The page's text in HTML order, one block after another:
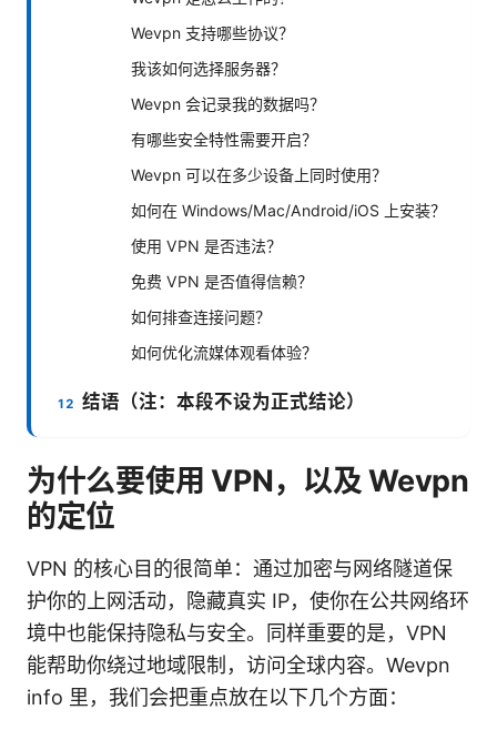
Wevpn 支持哪些协议？
我该如何选择服务器？
Wevpn 会记录我的数据吗？
有哪些安全特性需要开启？
Wevpn 可以在多少设备上同时使用？
如何在 Windows/Mac/Android/iOS 上安装？
使用 VPN 是否违法？
免费 VPN 是否值得信赖？
如何排查连接问题？
如何优化流媒体观看体验？
结语（注：本段不设为正式结论）
为什么要使用 VPN，以及 Wevpn
的定位
VPN 的核心目的很简单：通过加密与网络隧道保
护你的上网活动，隐藏真实 IP，使你在公共网络环
境中也能保持隐私与安全。同样重要的是，VPN
能帮助你绕过地域限制，访问全球内容。Wevpn
info 里，我们会把重点放在以下几个方面：